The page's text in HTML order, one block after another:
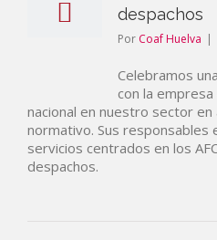
despachos
Por Coaf Huelva |
Celebramos
con la
nacional en nuestro sector
normativo. Sus responsables
servicios centrados en los
despachos.